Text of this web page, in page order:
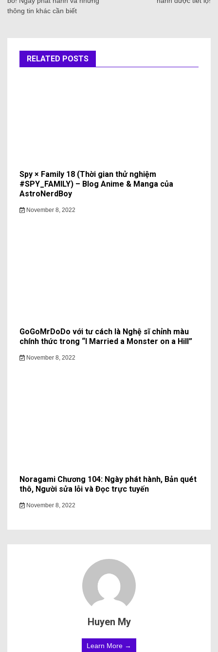
thông tin khác cần biết
RELATED POSTS
Spy × Family 18 (Thời gian thử nghiệm
#SPY_FAMILY) – Blog Anime & Manga của
AstroNerdBoy
November 8, 2022
GoGoMrDoDo với tư cách là Nghệ sĩ chỉnh màu
chính thức trong “I Married a Monster on a Hill”
November 8, 2022
Noragami Chương 104: Ngày phát hành, Bản quét
thô, Người sửa lỗi và Đọc trực tuyến
November 8, 2022
Huyen My
Learn More →